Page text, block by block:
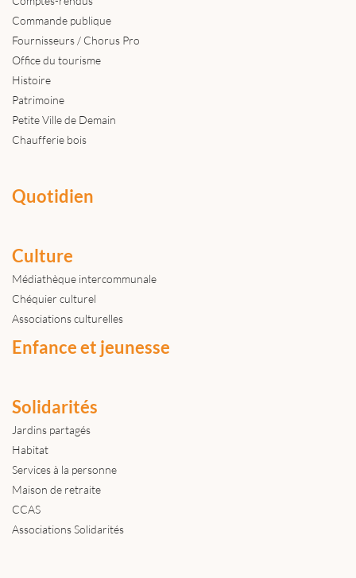
Commande publique
Fournisseurs / Chorus Pro
Office du tourisme
Histoire
Patrimoine
Petite Ville de Demain
Chaufferie bois
Quotidien
Culture
Médiathèque intercommunale
Chéquier culturel
Associations culturelles
Enfance et jeunesse
Solidarités
Jardins partagés
Habitat
Services à la personne
Maison de retraite
CCAS
Associations Solidarités